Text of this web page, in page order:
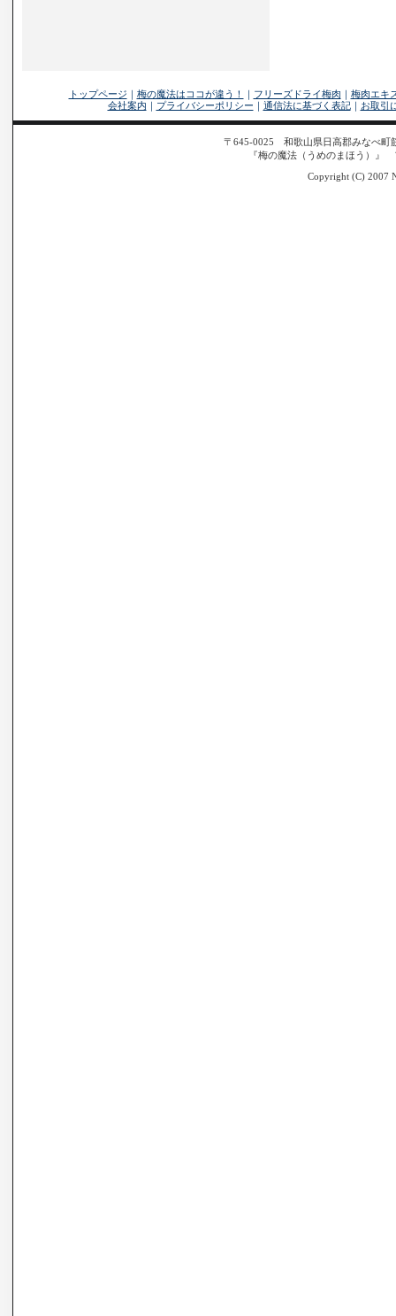
トップページ ｜ 梅の魔法はココが違う！ ｜ フリーズドライ梅肉 ｜ 梅肉エキ
会社案内 ｜ プライバシーポリシー ｜ 通信法に基づく表記｜ お取引
〒645-0025 和歌山県日高郡みなべ
『梅の魔法（うめのまほう）
Copyright (C) 2007